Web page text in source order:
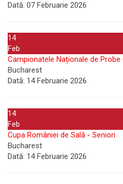
Dată: 07 Februarie 2026
14
Feb
Campionatele Naționale de
Bucharest
Dată: 14 Februarie 2026
14
Feb
Cupa României de Sală - Seniori
Bucharest
Dată: 14 Februarie 2026